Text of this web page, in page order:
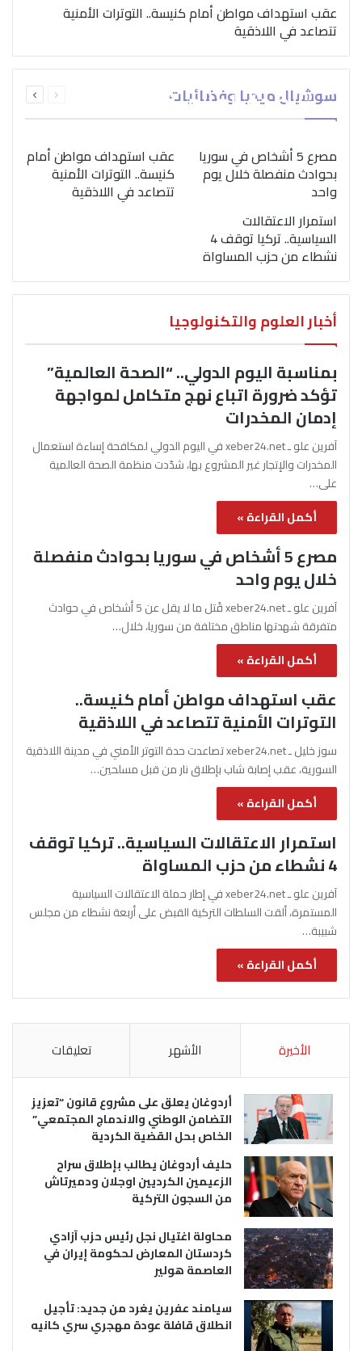
عقب استهداف مواطن أمام كنيسة.. التوترات الأمنية
تتصاعد في اللاذقية
سوشيال ميديا وفضائيات الصفحةالصفحة
بمناسبة اليوم الدولي..
“الصحة العالمية” تؤكد
ضرورة اتباع نهج متكامل
لمواجهة إدمان المخدرات
مصرع 5 أشخاص في سوريا
بحوادث منفصلة خلال يوم
واحد
عقب استهداف مواطن أمام
كنيسة.. التوترات الأمنية
تتصاعد في اللاذقية
استمرار الاعتقالات
السياسية.. تركيا توقف 4
نشطاء من حزب المساواة
أخبار العلوم والتكنولوجيا
بمناسبة اليوم الدولي.. “الصحة العالمية”
تؤكد ضرورة اتباع نهج متكامل لمواجهة
إدمان المخدرات
آفرين علو ـ xeber24.net في اليوم الدولي لمكافحة إساءة استعمال
المخدرات والإتجار غير المشروع بها، شدّدت منظمة الصحة العالمية
على…
أكمل القراءة »
مصرع 5 أشخاص في سوريا بحوادث منفصلة
خلال يوم واحد
آفرين علو ـ xeber24.net قُتل ما لا يقل عن 5 أشخاص في حوادث
متفرقة شهدتها مناطق مختلفة من سوريا، خلال…
أكمل القراءة »
عقب استهداف مواطن أمام كنيسة..
التوترات الأمنية تتصاعد في اللاذقية
سوز خليل ـ xeber24.net تصاعدت حدة التوتر الأمني في مدينة اللاذقية
السورية، عقب إصابة شاب بإطلاق نار من قبل مسلحين…
أكمل القراءة »
استمرار الاعتقالات السياسية.. تركيا توقف
4 نشطاء من حزب المساواة
آفرين علو ـ xeber24.net في إطار حملة الاعتقالات السياسية
المستمرة، ألقت السلطات التركية القبض على أربعة نشطاء من مجلس
شبيبة…
أكمل القراءة »
الأخيرة الأشهر تعليقات
أردوغان يعلق على مشروع قانون “تعزيز
التضامن الوطني والاندماج المجتمعي”
الخاص بحل القضية الكردية
حليف أردوغان يطالب بإطلاق سراح
الزعيمين الكرديين اوجلان ودميرتاش
من السجون التركية
محاولة اغتيال نجل رئيس حزب آزادي
كردستان المعارض لحكومة إيران في
العاصمة هولير
سيامند عفرين يغرد من جديد: تأجيل
انطلاق قافلة عودة مهجري سري كانيه